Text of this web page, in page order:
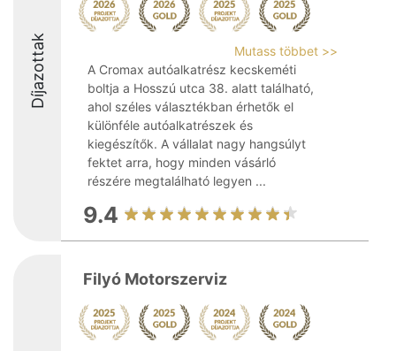
Díjazottak
Mutass többet >>
A Cromax autóalkatrész kecskeméti
boltja a Hosszú utca 38. alatt található,
ahol széles választékban érhetők el
különféle autóalkatrészek és
kiegészítők. A vállalat nagy hangsúlyt
fektet arra, hogy minden vásárló
részére megtalálható legyen ...
9.4
Filyó Motorszerviz